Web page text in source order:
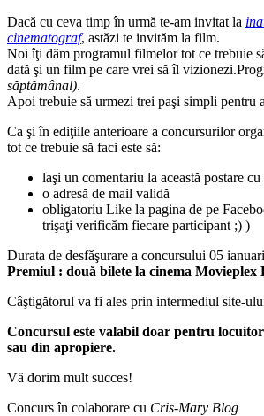
Dacă cu ceva timp în urmă te-am invitat la
cinematograf, astăzi te invităm la film.
Noi îţi dăm programul filmelor tot ce trebuie
dată şi un film pe care vrei să îl
săptămânal).
Apoi trebuie să urmezi trei paşi simpli pentru
Ca şi în ediţiile anterioare a concursurilor
tot ce trebuie să faci este să:
laşi un comentariu la această postare cu
o adresă de mail validă
obligatoriu Like la pagina de pe
trişaţi verificăm fiecare participant ;) )
Durata de desfăşurare a concursului 05
Premiul : două bilete la cinema Movieplex
Câştigătorul va fi ales prin intermediul site-
Concursul este valabil doar pentru
sau din apropiere.
Vă dorim mult succes!
Concurs în colaborare cu Cris-Mary Blog